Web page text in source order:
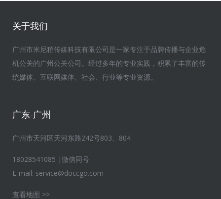
关于我们
广州市米尼稻传媒科技有限公司是一家专注于品牌传播与企业危
机公关的广州公关公司。经过多年的专业实践，积累了丰富的传
统媒体、互联网媒体、社会、行业等专业资源。
广东-广州
广州市天河区天河东路242号803、804
18028541085 |微信同号
E-mail: service@doccgo.com
查看地图 >>